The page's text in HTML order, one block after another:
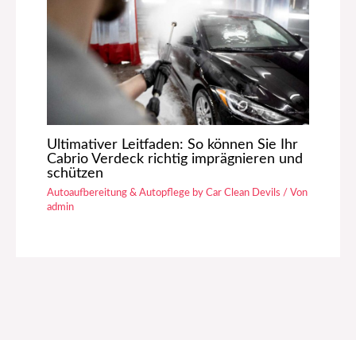
Ultimativer Leitfaden: So können Sie Ihr
Cabrio Verdeck richtig imprägnieren und
schützen
Autoaufbereitung & Autopflege by Car Clean Devils / Von
admin